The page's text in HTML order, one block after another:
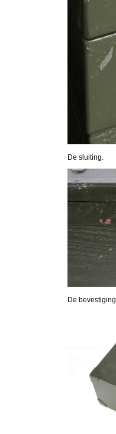
De sluiting.
De